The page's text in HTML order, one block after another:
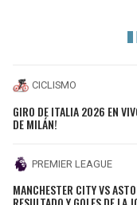
CICLISMO
GIRO DE ITALIA 2026 EN
DE MILÁN!
PREMIER LEAGUE
MANCHESTER CITY VS